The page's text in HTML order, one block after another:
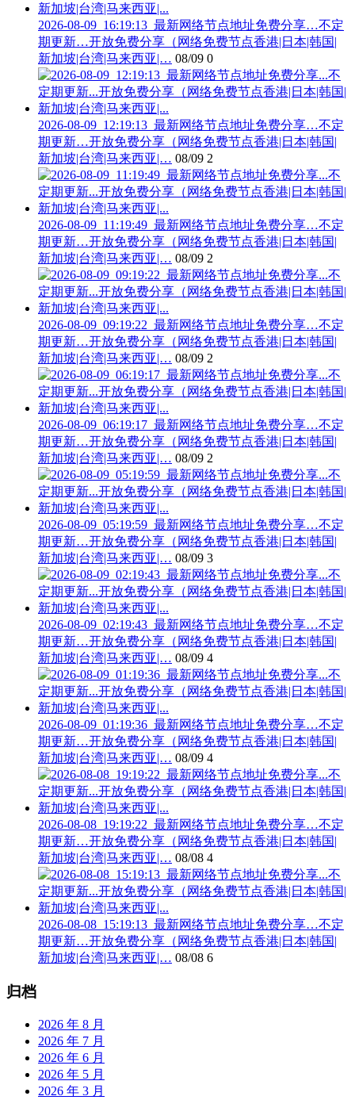
2026-08-09_16:19:13_最新网络节点地址免费分享…不定
期更新…开放免费分享（网络免费节点香港|日本|韩国|
新加坡|台湾|马来西亚|… 08/09 0
2026-08-09_12:19:13_最新网络节点地址免费分享…不定
期更新…开放免费分享（网络免费节点香港|日本|韩国|
新加坡|台湾|马来西亚|… 08/09 2
2026-08-09_11:19:49_最新网络节点地址免费分享…不定
期更新…开放免费分享（网络免费节点香港|日本|韩国|
新加坡|台湾|马来西亚|… 08/09 2
2026-08-09_09:19:22_最新网络节点地址免费分享…不定
期更新…开放免费分享（网络免费节点香港|日本|韩国|
新加坡|台湾|马来西亚|… 08/09 2
2026-08-09_06:19:17_最新网络节点地址免费分享…不定
期更新…开放免费分享（网络免费节点香港|日本|韩国|
新加坡|台湾|马来西亚|… 08/09 2
2026-08-09_05:19:59_最新网络节点地址免费分享…不定
期更新…开放免费分享（网络免费节点香港|日本|韩国|
新加坡|台湾|马来西亚|… 08/09 3
2026-08-09_02:19:43_最新网络节点地址免费分享…不定
期更新…开放免费分享（网络免费节点香港|日本|韩国|
新加坡|台湾|马来西亚|… 08/09 4
2026-08-09_01:19:36_最新网络节点地址免费分享…不定
期更新…开放免费分享（网络免费节点香港|日本|韩国|
新加坡|台湾|马来西亚|… 08/09 4
2026-08-08_19:19:22_最新网络节点地址免费分享…不定
期更新…开放免费分享（网络免费节点香港|日本|韩国|
新加坡|台湾|马来西亚|… 08/08 4
2026-08-08_15:19:13_最新网络节点地址免费分享…不定
期更新…开放免费分享（网络免费节点香港|日本|韩国|
新加坡|台湾|马来西亚|… 08/08 6
归档
2026 年 8 月
2026 年 7 月
2026 年 6 月
2026 年 5 月
2026 年 3 月